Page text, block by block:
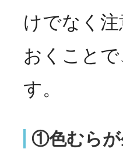
けでなく
おくこと
す。
①色むらが